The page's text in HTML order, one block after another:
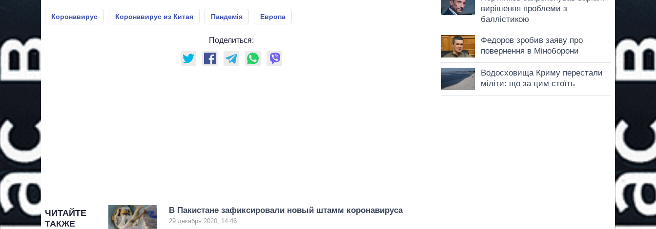
Коронавирус Коронавирус из Китая Пандемія Европа
Поделиться:
ЧИТАЙТЕ
ТАКЖЕ
В Пакистане зафиксировали новый штамм коронавируса
29 декабря 2020, 14:46